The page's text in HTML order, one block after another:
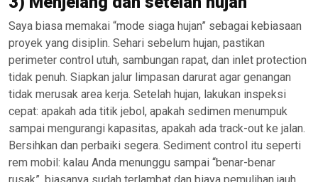
Saya biasa memakai “mode siaga hujan” sebagai kebiasaan
proyek yang disiplin. Sehari sebelum hujan, pastikan
perimeter control utuh, sambungan rapat, dan inlet protection
tidak penuh. Siapkan jalur limpasan darurat agar genangan
tidak merusak area kerja. Setelah hujan, lakukan inspeksi
cepat: apakah ada titik jebol, apakah sedimen menumpuk
sampai mengurangi kapasitas, apakah ada track-out ke jalan.
Bersihkan dan perbaiki segera. Sediment control itu seperti
rem mobil: kalau Anda menunggu sampai “benar-benar